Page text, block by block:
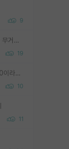
9
신생랩 1기 출신인데 신생랩은 줠라 무거운 바벨 같은거임. 들면 대박인데 못들면 깔려 죽음. 아무도 알려주지 않는 환경에서 자생해야하지만, 일단 살아남았다면 그 어떤 사람보다 악착같고 생존력 높은 사람으로 거듭날 수 있음
19
뭐 토익같은게 되버린거죠 토익 900이라고 영어잘하는건 아닙니다만 잘하는사람은 다 900을 넘는 그런
10
11